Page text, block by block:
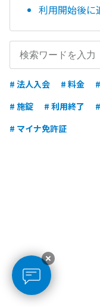
利用開始後に
# 法人入会 # 料金
# 施錠
# 利用終了
# マイナ免許証